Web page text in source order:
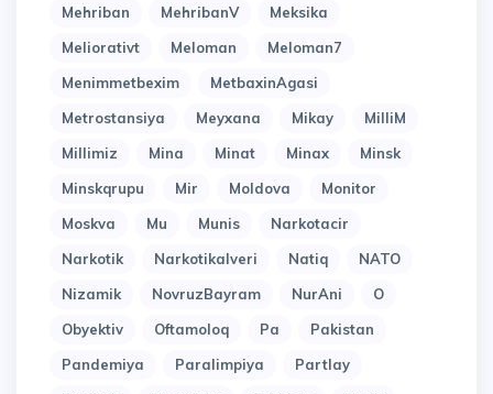
Mehriban
MehribanV
Meksika
Meliorativt
Meloman
Meloman7
Menimmetbexim
MetbaxinAgasi
Metrostansiya
Meyxana Mikay
MilliM
Millimiz
Mina Minat Minax
Minsk
Minskqrupu
Mir Moldova
Monitor
Moskva
Mu Munis
Narkotacir
Narkotik
Narkotikalveri Natiq
NATO
Nizamik
NovruzBayram NurAni
O
Obyektiv
Oftamoloq Pa
Pakistan
Pandemiya
Paralimpiya
Partlay